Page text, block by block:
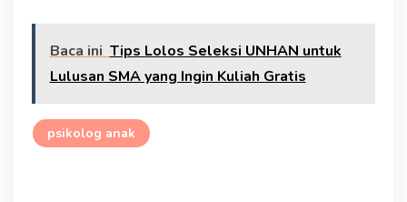
Baca ini Tips Lolos Seleksi UNHAN untuk
Lulusan SMA yang Ingin Kuliah Gratis
psikolog anak